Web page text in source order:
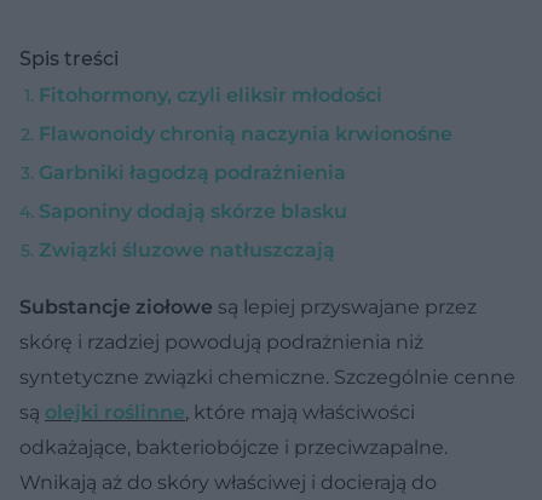
Spis treści
Fitohormony, czyli eliksir młodości
Flawonoidy chronią naczynia krwionośne
Garbniki łagodzą podrażnienia
Saponiny dodają skórze blasku
Związki śluzowe natłuszczają
Substancje ziołowe są lepiej przyswajane przez
skórę i rzadziej powodują podrażnienia niż
syntetyczne związki chemiczne. Szczególnie cenne
są olejki roślinne, które mają właściwości
odkażające, bakteriobójcze i przeciwzapalne.
Wnikają aż do skóry właściwej i docierają do